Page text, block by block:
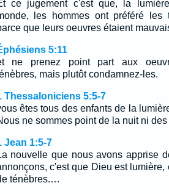
ce jugement c'est que, la
les hommes ont préféré les
que leurs oeuvres étaient
5:11
ne prenez point part aux
mais plutôt condamnez-les.
Thessaloniciens 5:5-7
êtes tous des enfants de la
ne sommes point de la nuit ni
Jean 1:5-7
nouvelle que nous avons apprise
c'est que Dieu est
ténèbres.…